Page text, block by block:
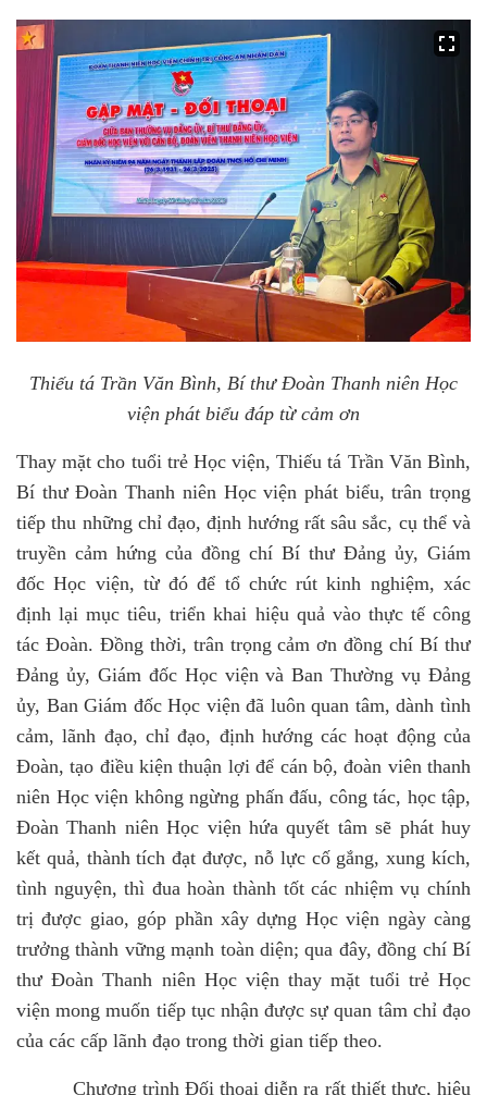
Thiếu tá Trần Văn Bình, Bí thư Đoàn Thanh niên Học
viện phát biểu đáp từ cảm ơn
Thay mặt cho tuổi trẻ Học viện, Thiếu tá Trần Văn Bình,
Bí thư Đoàn Thanh niên Học viện phát biểu, trân trọng
tiếp thu những chỉ đạo, định hướng rất sâu sắc, cụ thể và
truyền cảm hứng của đồng chí Bí thư Đảng ủy, Giám
đốc Học viện, từ đó để tổ chức rút kinh nghiệm, xác
định lại mục tiêu, triển khai hiệu quả vào thực tế công
tác Đoàn. Đồng thời, trân trọng cảm ơn đồng chí Bí thư
Đảng ủy, Giám đốc Học viện và Ban Thường vụ Đảng
ủy, Ban Giám đốc Học viện đã luôn quan tâm, dành tình
cảm, lãnh đạo, chỉ đạo, định hướng các hoạt động của
Đoàn, tạo điều kiện thuận lợi để cán bộ, đoàn viên thanh
niên Học viện không ngừng phấn đấu, công tác, học tập,
Đoàn Thanh niên Học viện hứa quyết tâm sẽ phát huy
kết quả, thành tích đạt được, nỗ lực cố gắng, xung kích,
tình nguyện, thì đua hoàn thành tốt các nhiệm vụ chính
trị được giao, góp phần xây dựng Học viện ngày càng
trưởng thành vững mạnh toàn diện; qua đây, đồng chí Bí
thư Đoàn Thanh niên Học viện thay mặt tuổi trẻ Học
viện mong muốn tiếp tục nhận được sự quan tâm chỉ đạo
của các cấp lãnh đạo trong thời gian tiếp theo.
Chương trình Đối thoại diễn ra rất thiết thực, hiệu